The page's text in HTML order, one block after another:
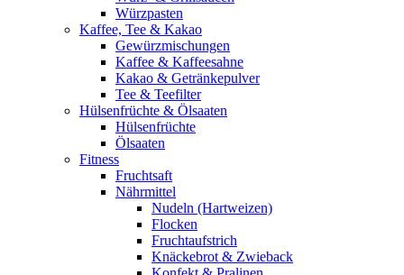
Würzpasten
Kaffee, Tee & Kakao
Gewürzmischungen
Kaffee & Kaffeesahne
Kakao & Getränkepulver
Tee & Teefilter
Hülsenfrüchte & Ölsaaten
Hülsenfrüchte
Ölsaaten
Fitness
Fruchtsaft
Nährmittel
Nudeln (Hartweizen)
Flocken
Fruchtaufstrich
Knäckebrot & Zwieback